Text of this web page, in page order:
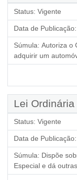
Status: Vigente
Data de Publicação:
Súmula: Autoriza o
adquirir um
Lei
Status: Vigente
Data de Publicação:
Súmula: Dispõe
Especial e dá